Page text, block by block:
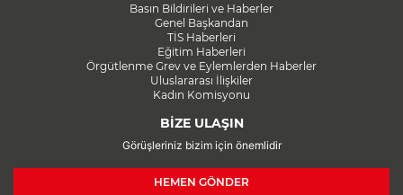
Basın Bildirileri ve Haberler
Genel Başkandan
TİS Haberleri
Eğitim Haberleri
Örgütlenme Grev ve Eylemlerden Haberler
Uluslararası İlişkiler
Kadın Komisyonu
BİZE ULAŞIN
Görüşleriniz bizim için önemlidir
HEMEN GÖNDER